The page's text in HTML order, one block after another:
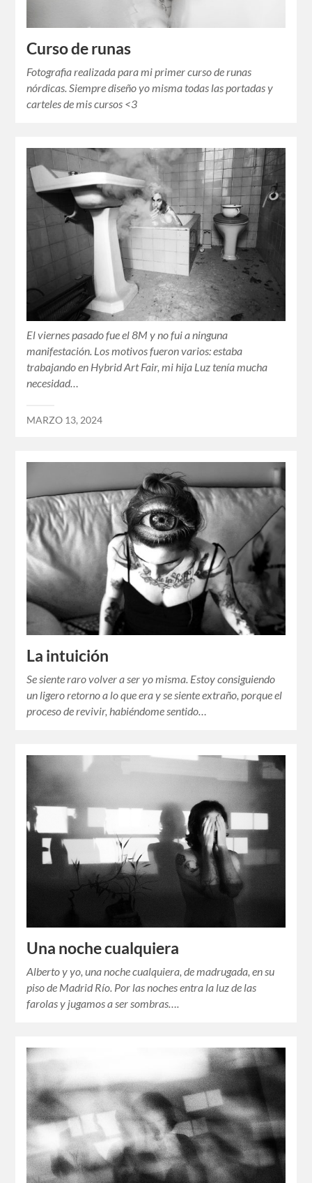
Curso de runas
Fotografia realizada para mi primer curso de runas
nórdicas. Siempre diseño yo misma todas las portadas y
carteles de mis cursos <3
El viernes pasado fue el 8M y no fui a ninguna
manifestación. Los motivos fueron varios: estaba
trabajando en Hybrid Art Fair, mi hija Luz tenía mucha
necesidad…
MARZO 13, 2024
La intuición
Se siente raro volver a ser yo misma. Estoy consiguiendo
un ligero retorno a lo que era y se siente extraño, porque el
proceso de revivir, habiéndome sentido…
Una noche cualquiera
Alberto y yo, una noche cualquiera, de madrugada, en su
piso de Madrid Río. Por las noches entra la luz de las
farolas y jugamos a ser sombras….